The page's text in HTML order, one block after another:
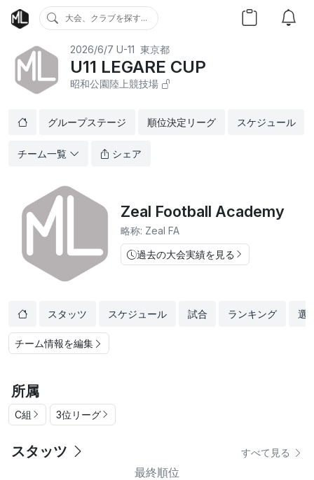
大会、クラブを探す...
2026/6/7 U-11 東京都
U11 LEGARE CUP
昭和公園陸上競技場
グループステージ 順位決定リーグ スケジュール
チーム一覧 シェア
Zeal Football Academy
略称: Zeal FA
過去の大会実績を見る
スタッツ スケジュール 試合 ランキング 選
チーム情報を編集
所属
C組 3位リーグ
スタッツ すべて見る
最終順位